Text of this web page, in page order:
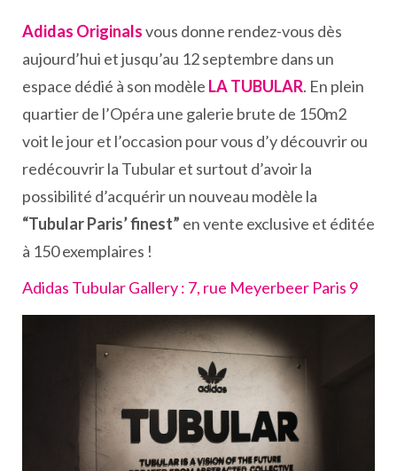
Adidas Originalsvous donne rendez-vous dès
aujourd’hui et jusqu’au 12 septembre dans un
espace dédié à son modèle LA TUBULAR. En plein
quartier de l’Opéra une galerie brute de 150m2
voit le jour et l’occasion pour vous d’y découvrir ou
redécouvrir la Tubular et surtout d’avoir la
possibilité d’acquérir un nouveau modèle la
“Tubular Paris’ finest” en vente exclusive et éditée
à 150 exemplaires !
Adidas Tubular Gallery : 7, rue Meyerbeer Paris 9